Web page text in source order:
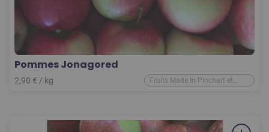
Pommes Jonagored
2,90 € / kg
Fruits Made In Pinchart et
d'ailleurs